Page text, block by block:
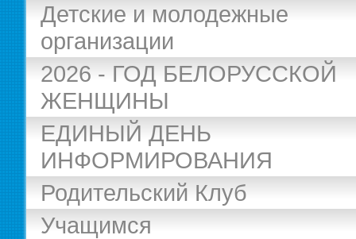
Детские и молодежные
организации
2026 - ГОД БЕЛОРУССКОЙ
ЖЕНЩИНЫ
ЕДИНЫЙ ДЕНЬ
ИНФОРМИРОВАНИЯ
Родительский Клуб
Учащимся